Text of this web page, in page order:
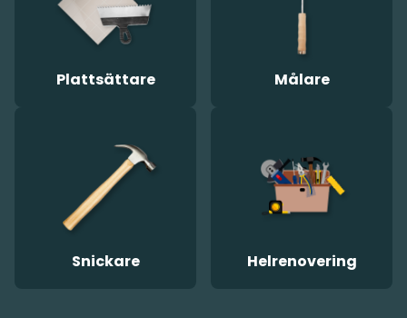
Plattsättare Målare
Snickare Helrenovering